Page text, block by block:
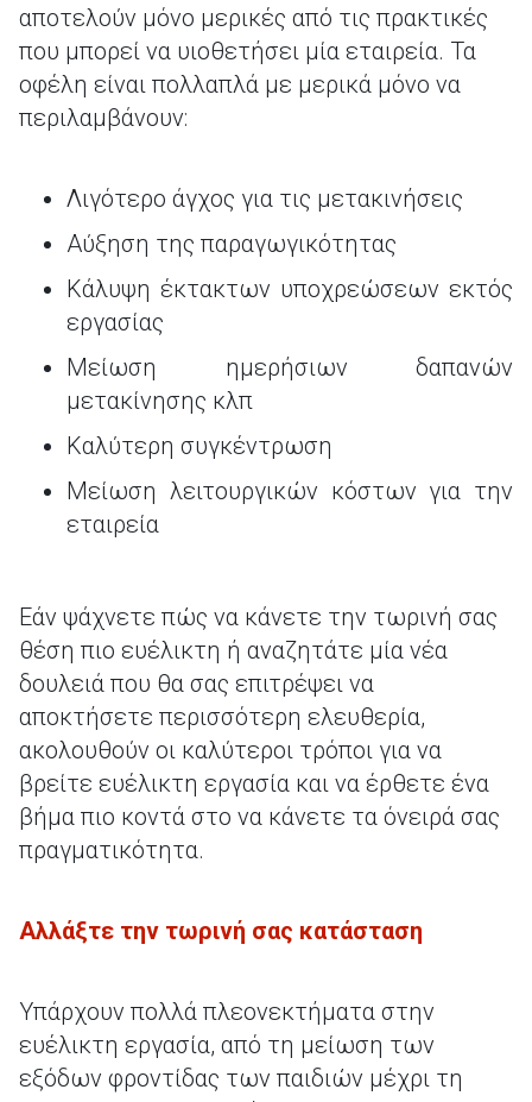
αποτελούν μόνο μερικές από τις πρακτικές
που μπορεί να υιοθετήσει μία εταιρεία. Τα
οφέλη είναι πολλαπλά με μερικά μόνο να
περιλαμβάνουν:
Λιγότερο άγχος για τις μετακινήσεις
Αύξηση της παραγωγικότητας
Κάλυψη έκτακτων υποχρεώσεων εκτός
εργασίας
Μείωση ημερήσιων δαπανών
μετακίνησης κλπ
Καλύτερη συγκέντρωση
Μείωση λειτουργικών κόστων για την
εταιρεία
Εάν ψάχνετε πώς να κάνετε την τωρινή σας
θέση πιο ευέλικτη ή αναζητάτε μία νέα
δουλειά που θα σας επιτρέψει να
αποκτήσετε περισσότερη ελευθερία,
ακολουθούν οι καλύτεροι τρόποι για να
βρείτε ευέλικτη εργασία και να έρθετε ένα
βήμα πιο κοντά στο να κάνετε τα όνειρά σας
πραγματικότητα.
Αλλάξτε την τωρινή σας κατάσταση
Υπάρχουν πολλά πλεονεκτήματα στην
ευέλικτη εργασία, από τη μείωση των
εξόδων φροντίδας των παιδιών μέχρι τη